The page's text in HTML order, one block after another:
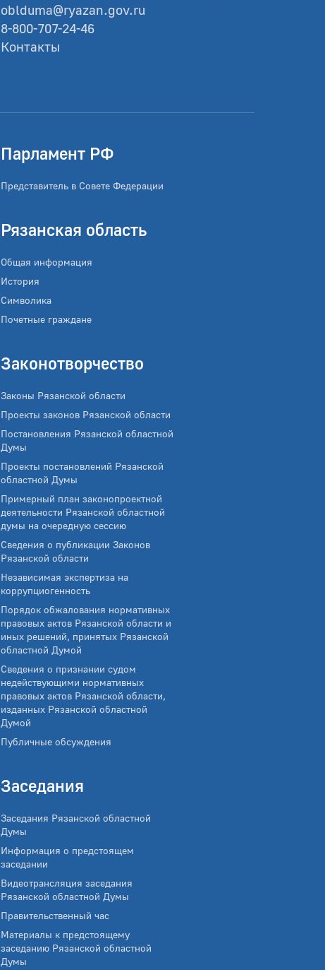
oblduma@ryazan.gov.ru
8-800-707-24-46
Контакты
Парламент РФ
Представитель в Совете Федерации
Рязанская область
Общая информация
История
Символика
Почетные граждане
Законотворчество
Законы Рязанской области
Проекты законов Рязанской области
Постановления Рязанской областной
Думы
Проекты постановлений Рязанской
областной Думы
Примерный план законопроектной
деятельности Рязанской областной
думы на очередную сессию
Сведения о публикации Законов
Рязанской области
Независимая экспертиза на
коррупциогенность
Порядок обжалования нормативных
правовых актов Рязанской области и
иных решений, принятых Рязанской
областной Думой
Сведения о признании судом
недействующими нормативных
правовых актов Рязанской области,
изданных Рязанской областной
Думой
Публичные обсуждения
Заседания
Заседания Рязанской областной
Думы
Информация о предстоящем
заседании
Видеотрансляция заседания
Рязанской областной Думы
Правительственный час
Материалы к предстоящему
заседанию Рязанской областной
Думы